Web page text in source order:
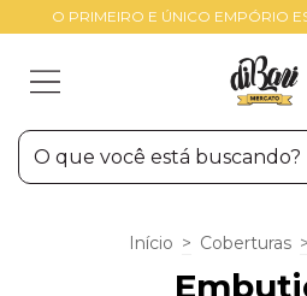
O PRIMEIRO E ÚNICO EMPÓRIO
Início > Coberturas >